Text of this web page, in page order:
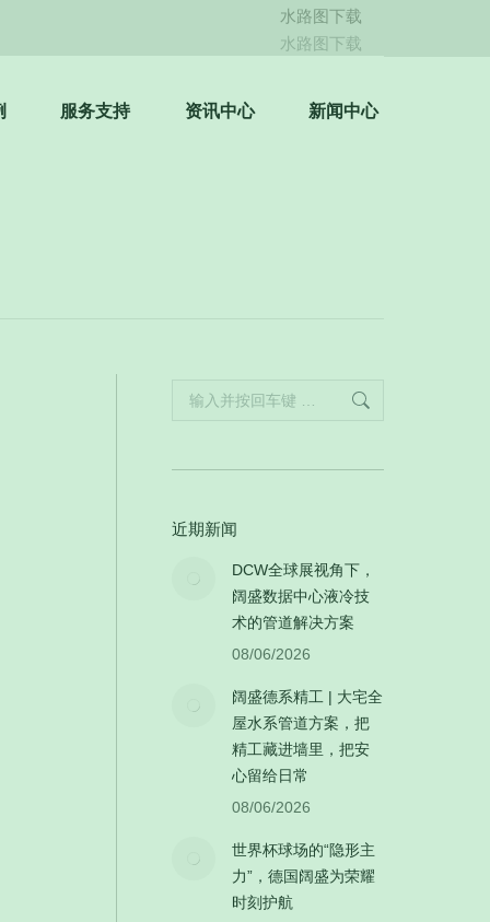
水路图下载
水路图下载
服务支持 资讯中心 新闻中心
Search:
近期新闻
DCW全球展视角下，
阔盛数据中心液冷技
术的管道解决方案
08/06/2026
阔盛德系精工 | 大宅全
屋水系管道方案，把
精工藏进墙里，把安
心留给日常
08/06/2026
世界杯球场的“隐形主
力”，德国阔盛为荣耀
时刻护航